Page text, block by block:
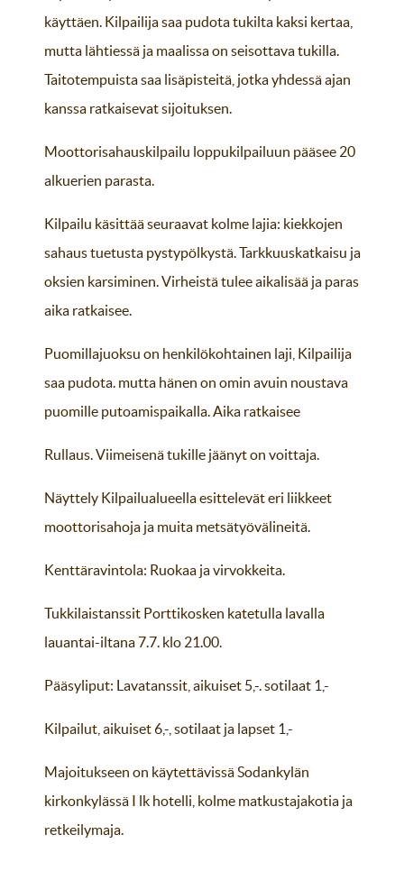
käyttäen. Kilpailija saa pudota tukilta kaksi kertaa,
mutta lähtiessä ja maalissa on seisottava tukilla.
Taitotempuista saa lisäpisteitä, jotka yhdessä ajan
kanssa ratkaisevat sijoituksen.
Moottorisahauskilpailu loppukilpailuun pääsee 20
alkuerien parasta.
Kilpailu käsittää seuraavat kolme lajia: kiekkojen
sahaus tuetusta pystypölkystä. Tarkkuuskatkaisu ja
oksien karsiminen. Virheistä tulee aikalisää ja paras
aika ratkaisee.
Puomillajuoksu on henkilökohtainen laji, Kilpailija
saa pudota. mutta hänen on omin avuin noustava
puomille putoamispaikalla. Aika ratkaisee
Rullaus. Viimeisenä tukille jäänyt on voittaja.
Näyttely Kilpailualueella esittelevät eri liikkeet
moottorisahoja ja muita metsätyövälineitä.
Kenttäravintola: Ruokaa ja virvokkeita.
Tukkilaistanssit Porttikosken katetulla lavalla
lauantai-iltana 7.7. klo 21.00.
Pääsyliput: Lavatanssit, aikuiset 5,-. sotilaat 1,-
Kilpailut, aikuiset 6,-, sotilaat ja lapset 1,-
Majoitukseen on käytettävissä Sodankylän
kirkonkylässä I lk hotelli, kolme matkustajakotia ja
retkeilymaja.